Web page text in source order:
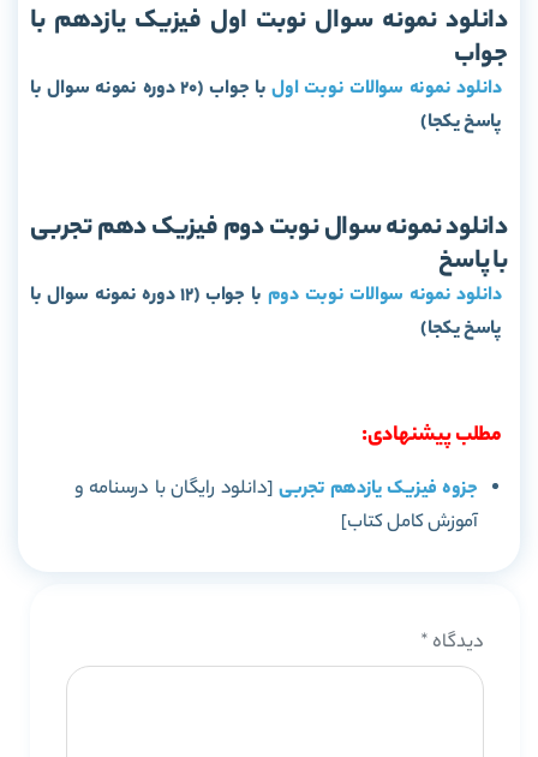
دانلود نمونه سوال نوبت اول فیزیک یازدهم با
جواب
دانلود نمونه سوالات نوبت اول
با جواب (20 دوره نمونه سوال با
پاسخ یکجا)
دانلود نمونه سوال نوبت دوم فیزیک دهم تجربی
با پاسخ
دانلود نمونه سوالات نوبت دوم
با جواب (12 دوره نمونه سوال با
پاسخ یکجا)
مطلب پیشنهادی:
جزوه فیزیک یازدهم تجربی [دانلود رایگان با درسنامه و
آموزش کامل کتاب]
دیدگاه *